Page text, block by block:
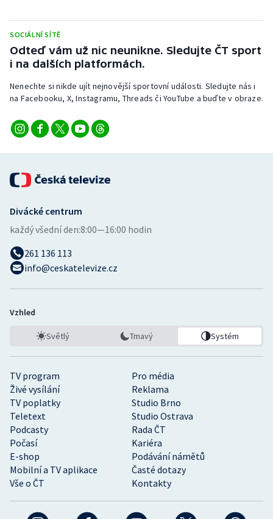
Veslování
Vodní slalom
Volejbal
Ostatní
SOCIÁLNÍ SÍTĚ
Odteď vám už nic neunikne. Sledujte ČT sport
i na dalších platformách.
Nenechte si nikde ujít nejnovější sportovní události. Sledujte nás i
na Facebooku, X, Instagramu, Threads či YouTube a buďte v obraze.
TV program
Pro média
Živé vysílání
Reklama
TV poplatky
Studio Brno
Teletext
Studio Ostrava
Podcasty
Rada ČT
Počasí
Kariéra
E-shop
Podávání námětů
Mobilní a TV aplikace
Časté dotazy
Vše o ČT
Kontakty
Divácké centrum
každý všední den:8:00—16:00 hodin
261 136 113
info@ceskatelevize.cz
Vzhled
Světlý Tmavý Systém